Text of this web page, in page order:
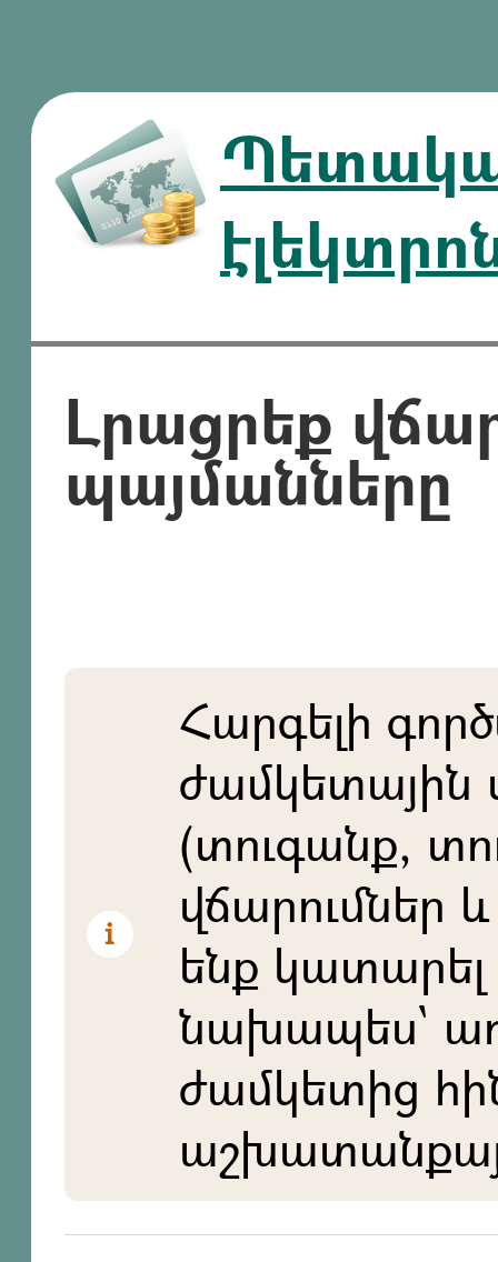
Լրացրեք
պայմանները
Հարգելի
ժամկետային
(տուգանք,
վճարումներ
ենք կատարել
նախապես`
ժամկետից